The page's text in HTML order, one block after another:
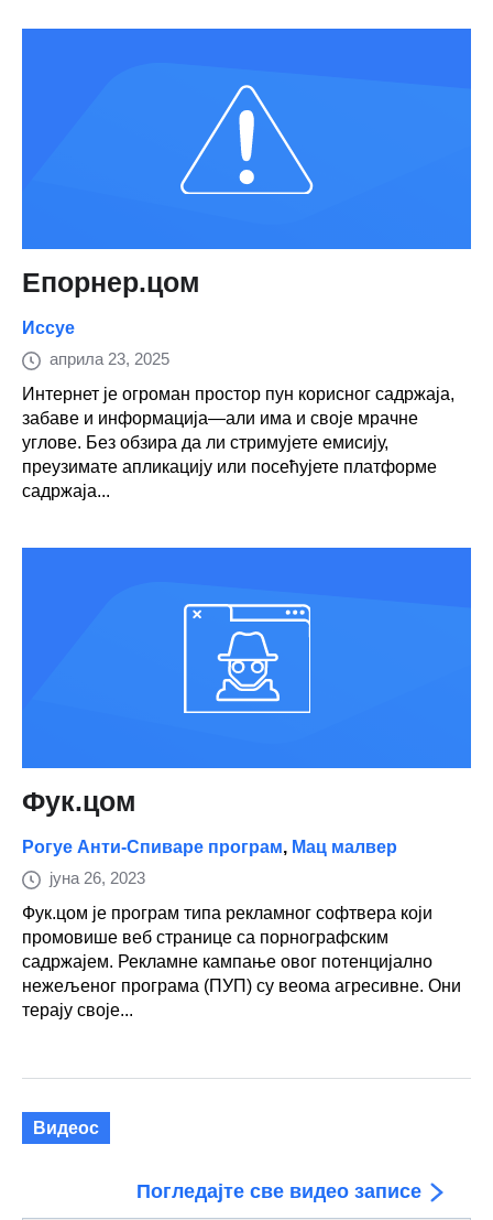
Епорнер.цом
Иссуе
априла 23, 2025
Интернет је огроман простор пун корисног садржаја,
забаве и информација—али има и своје мрачне
углове. Без обзира да ли стримујете емисију,
преузимате апликацију или посећујете платформе
садржаја...
Фук.цом
Рогуе Анти-Спиваре програм, Мац малвер
јуна 26, 2023
Фук.цом је програм типа рекламног софтвера који
промовише веб странице са порнографским
садржајем. Рекламне кампање овог потенцијално
нежељеног програма (ПУП) су веома агресивне. Они
терају своје...
Видеос
Погледајте све видео записе